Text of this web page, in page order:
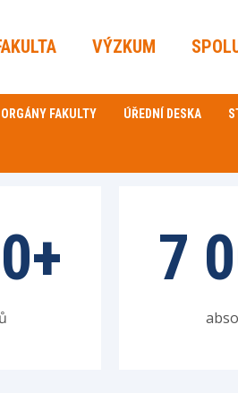
VÝZKUM
ORGÁNY FAKULTY ÚŘEDNÍ DESKA
+ 7